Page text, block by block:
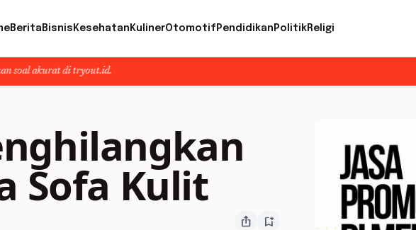
Berita Bisnis Kesehatan KulinerOtomotif Pendidikan PolitikReligi
di tryout.id.
Sofa Kulit
ios_share bookmark_add